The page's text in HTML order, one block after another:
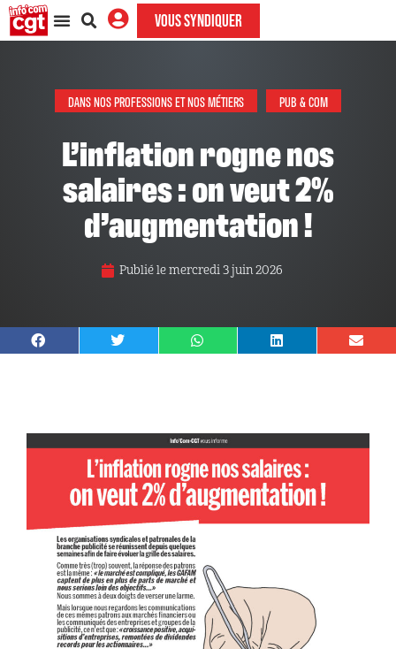
VOUS SYNDIQUER
DANS NOS PROFESSIONS ET NOS MÉTIERS PUB & COM
L’inflation rogne nos
salaires : on veut 2%
d’augmentation !
Publié lemercredi 3 juin 2026